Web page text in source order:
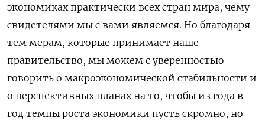
экономиках практически всех стран мира, чему
свидетелями мы с вами являемся. Но благодаря
тем мерам, которые принимает наше
правительство, мы можем с уверенностью
говорить о макроэкономической стабильности и
о перспективных ​планах на то, чтобы ⁠из года в
год темпы роста экономики пусть скромно, но